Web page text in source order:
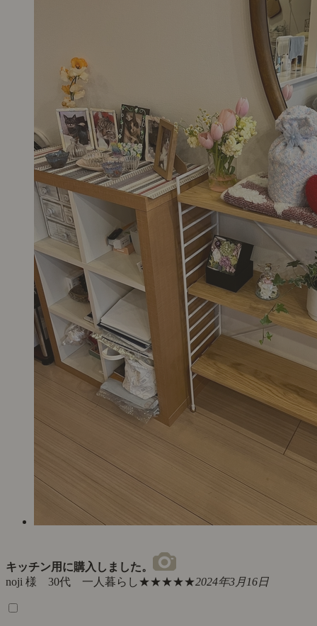
キッチン用に購入しました。
noji 様 30代 一人暮らし★★★★★2024年3月16日